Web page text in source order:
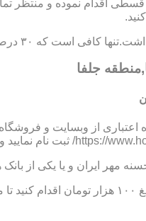
اقدام نموده و منتظر
نموده و مابقی مبلغ را در اقساط ؟،؟؟ و یا ؟؟ ماهه بپردازید.
جلفا
از وبسایت و
مهر ایران و یا یکی از
شما باید در این بانک به افتتاح حساب